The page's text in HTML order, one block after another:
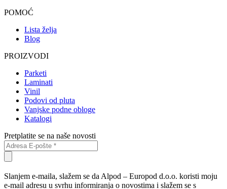
POMOĆ
Lista želja
Blog
PROIZVODI
Parketi
Laminati
Vinil
Podovi od pluta
Vanjske podne obloge
Katalogi
Pretplatite se na naše novosti
Slanjem e-maila, slažem se da Alpod – Europod d.o.o. koristi moju
e-mail adresu u svrhu informiranja o novostima i slažem se s